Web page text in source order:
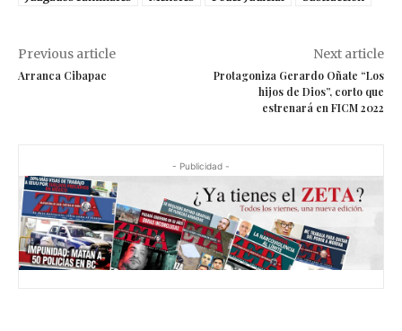
Previous article
Arranca Cibapac
Next article
Protagoniza Gerardo Oñate “Los
hijos de Dios”, corto que
estrenará en FICM 2022
- Publicidad -